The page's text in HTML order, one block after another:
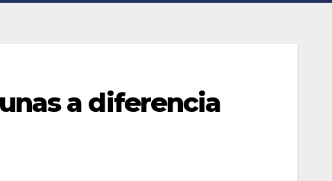
a diferencia